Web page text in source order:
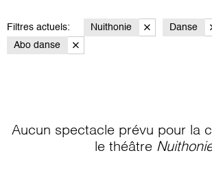
Filtres actuels: Nuithonie Danse
Abo danse
Aucun spectacle prévu pour la
le théâtre